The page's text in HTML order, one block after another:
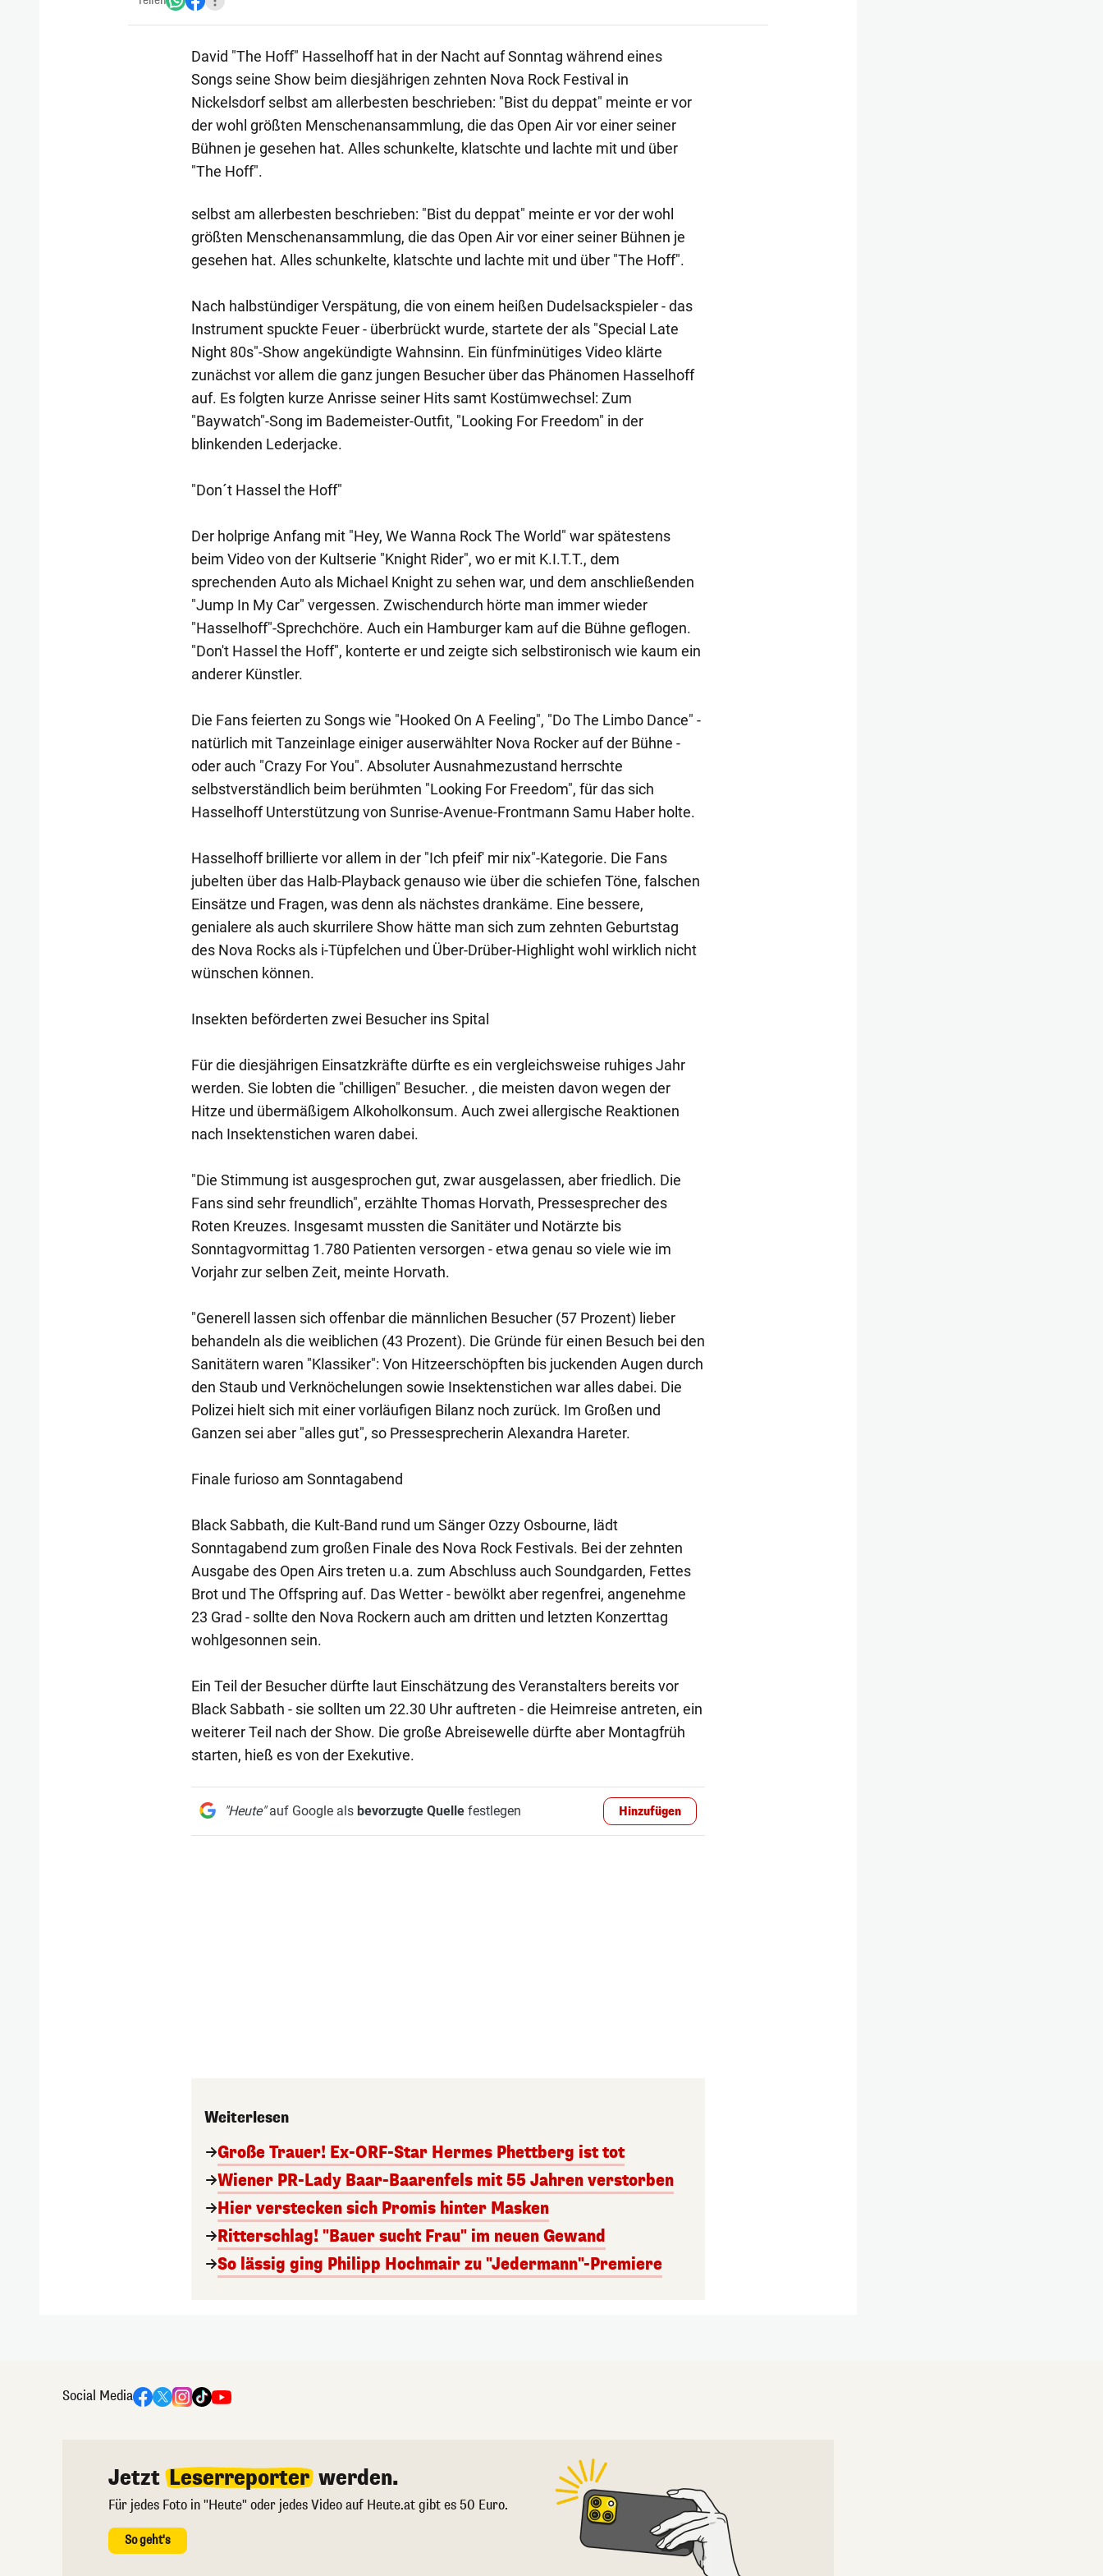
David "The Hoff" Hasselhoff hat in der Nacht auf Sonntag während eines
Songs seine Show beim diesjährigen zehnten Nova Rock Festival in
Nickelsdorf selbst am allerbesten beschrieben: "Bist du deppat" meinte er vor
der wohl größten Menschenansammlung, die das Open Air vor einer seiner
Bühnen je gesehen hat. Alles schunkelte, klatschte und lachte mit und über
"The Hoff".
selbst am allerbesten beschrieben: "Bist du deppat" meinte er vor der wohl
größten Menschenansammlung, die das Open Air vor einer seiner Bühnen je
gesehen hat. Alles schunkelte, klatschte und lachte mit und über "The Hoff".
Nach halbstündiger Verspätung, die von einem heißen Dudelsackspieler - das
Instrument spuckte Feuer - überbrückt wurde, startete der als "Special Late
Night 80s"-Show angekündigte Wahnsinn. Ein fünfminütiges Video klärte
zunächst vor allem die ganz jungen Besucher über das Phänomen Hasselhoff
auf. Es folgten kurze Anrisse seiner Hits samt Kostümwechsel: Zum
"Baywatch"-Song im Bademeister-Outfit, "Looking For Freedom" in der
blinkenden Lederjacke.
"Don´t Hassel the Hoff"
Der holprige Anfang mit "Hey, We Wanna Rock The World" war spätestens
beim Video von der Kultserie "Knight Rider", wo er mit K.I.T.T., dem
sprechenden Auto als Michael Knight zu sehen war, und dem anschließenden
"Jump In My Car" vergessen. Zwischendurch hörte man immer wieder
"Hasselhoff"-Sprechchöre. Auch ein Hamburger kam auf die Bühne geflogen.
"Don't Hassel the Hoff", konterte er und zeigte sich selbstironisch wie kaum ein
anderer Künstler.
Die Fans feierten zu Songs wie "Hooked On A Feeling", "Do The Limbo Dance" -
natürlich mit Tanzeinlage einiger auserwählter Nova Rocker auf der Bühne -
oder auch "Crazy For You". Absoluter Ausnahmezustand herrschte
selbstverständlich beim berühmten "Looking For Freedom", für das sich
Hasselhoff Unterstützung von Sunrise-Avenue-Frontmann Samu Haber holte.
Hasselhoff brillierte vor allem in der "Ich pfeif' mir nix"-Kategorie. Die Fans
jubelten über das Halb-Playback genauso wie über die schiefen Töne, falschen
Einsätze und Fragen, was denn als nächstes drankäme. Eine bessere,
genialere als auch skurrilere Show hätte man sich zum zehnten Geburtstag
des Nova Rocks als i-Tüpfelchen und Über-Drüber-Highlight wohl wirklich nicht
wünschen können.
Insekten beförderten zwei Besucher ins Spital
Für die diesjährigen Einsatzkräfte dürfte es ein vergleichsweise ruhiges Jahr
werden. Sie lobten die "chilligen" Besucher. , die meisten davon wegen der
Hitze und übermäßigem Alkoholkonsum. Auch zwei allergische Reaktionen
nach Insektenstichen waren dabei.
"Die Stimmung ist ausgesprochen gut, zwar ausgelassen, aber friedlich. Die
Fans sind sehr freundlich", erzählte Thomas Horvath, Pressesprecher des
Roten Kreuzes. Insgesamt mussten die Sanitäter und Notärzte bis
Sonntagvormittag 1.780 Patienten versorgen - etwa genau so viele wie im
Vorjahr zur selben Zeit, meinte Horvath.
"Generell lassen sich offenbar die männlichen Besucher (57 Prozent) lieber
behandeln als die weiblichen (43 Prozent). Die Gründe für einen Besuch bei den
Sanitätern waren "Klassiker": Von Hitzeerschöpften bis juckenden Augen durch
den Staub und Verknöchelungen sowie Insektenstichen war alles dabei. Die
Polizei hielt sich mit einer vorläufigen Bilanz noch zurück. Im Großen und
Ganzen sei aber "alles gut", so Pressesprecherin Alexandra Hareter.
Finale furioso am Sonntagabend
Black Sabbath, die Kult-Band rund um Sänger Ozzy Osbourne, lädt
Sonntagabend zum großen Finale des Nova Rock Festivals. Bei der zehnten
Ausgabe des Open Airs treten u.a. zum Abschluss auch Soundgarden, Fettes
Brot und The Offspring auf. Das Wetter - bewölkt aber regenfrei, angenehme
23 Grad - sollte den Nova Rockern auch am dritten und letzten Konzerttag
wohlgesonnen sein.
Ein Teil der Besucher dürfte laut Einschätzung des Veranstalters bereits vor
Black Sabbath - sie sollten um 22.30 Uhr auftreten - die Heimreise antreten, ein
weiterer Teil nach der Show. Die große Abreisewelle dürfte aber Montagfrüh
starten, hieß es von der Exekutive.
"Heute"auf Google als bevorzugte Quellefestlegen Hinzufügen
Weiterlesen
Große Trauer! Ex-ORF-Star Hermes Phettberg ist tot
Wiener PR-Lady Baar-Baarenfels mit 55 Jahren verstorben
Hier verstecken sich Promis hinter Masken
Ritterschlag! "Bauer sucht Frau" im neuen Gewand
So lässig ging Philipp Hochmair zu "Jedermann"-Premiere
Social Media
Jetzt Leserreporter werden.
Für jedes Foto in "Heute" oder jedes Video auf Heute.at gibt es 50 Euro.
So geht's